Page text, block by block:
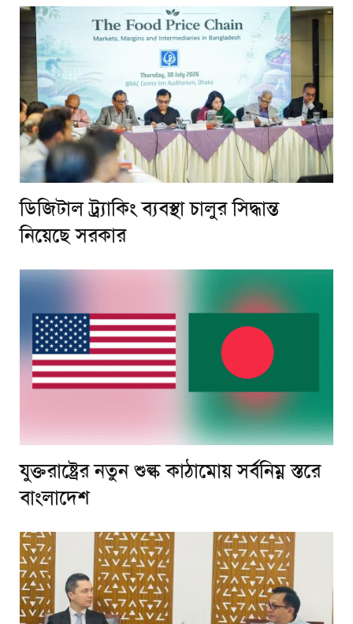
ডিজিটাল ট্র্যাকিং ব্যবস্থা চালুর সিদ্ধান্ত
নিয়েছে সরকার
যুক্তরাষ্ট্রের নতুন শুল্ক কাঠামোয় সর্বনিম্ন স্তরে
বাংলাদেশ